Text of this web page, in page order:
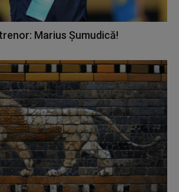
Marius Șumudică!